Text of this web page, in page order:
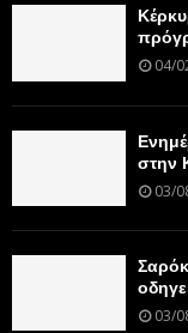
04/
στην
03/
03/